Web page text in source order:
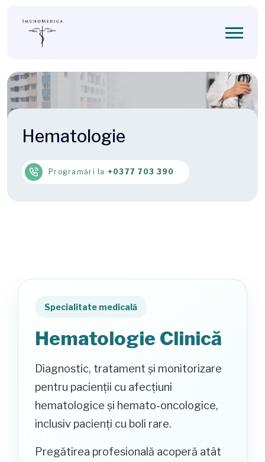
Hematologie
Programări la +0377 703 390
Specialitate medicală
Hematologie Clinică
Diagnostic, tratament și monitorizare
pentru pacienții cu afecțiuni
hematologice și hemato-oncologice,
inclusiv pacienți cu boli rare.
Pregătirea profesională acoperă atât